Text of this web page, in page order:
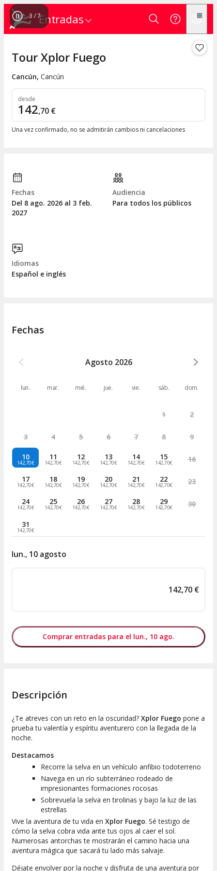
Entradas
4 /7
Tour Xplor Fuego
Cancún, Cancún
desde
142,70 €
Una vez confirmado, no se admitirán cambios ni cancelaciones
Fechas
Del 8 ago. 2026 al 3 feb.
2027
Audiencia
Para todos los públicos
Idiomas
Español e inglés
Fechas
Agosto 2026
lun. mar. mié. jue. vie. sáb. dom.
1 2
3 4 5 6 7 8 9
10
142,70€
11
142,70€
12
142,70€
13
142,70€
14
142,70€
15
142,70€ 16
17
142,70€
18
142,70€
19
142,70€
20
142,70€
21
142,70€
22
142,70€ 23
24
142,70€
25
142,70€
26
142,70€
27
142,70€
28
142,70€
29
142,70€ 30
31
142,70€
lun., 10 agosto
142,70 €
Comprar entradas para el lun., 10 ago.
Descripción
¿Te atreves con un reto en la oscuridad? Xplor Fuego pone a
prueba tu valentía y espíritu aventurero con la llegada de la
noche.
Destacamos
Recorre la selva en un vehículo anfibio todoterreno
Navega en un río subterráneo rodeado de
impresionantes formaciones rocosas
Sobrevuela la selva en tirolinas y bajo la luz de las
estrellas
Vive la aventura de tu vida en Xplor Fuego. Sé testigo de
cómo la selva cobra vida ante tus ojos al caer el sol.
Numerosas antorchas te mostrarán el camino hacia una
aventura mágica que sacará tu lado más salvaje.
Déjate envolver por la noche y disfruta de una aventura por